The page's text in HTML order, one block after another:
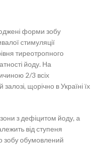
форми зобу
стимуляції
тиреотропного
йоду. На
2/3 всіх
щорічно в Україні їх
зони з дефіцитом йоду, а
від ступеня
зобу обумовлений